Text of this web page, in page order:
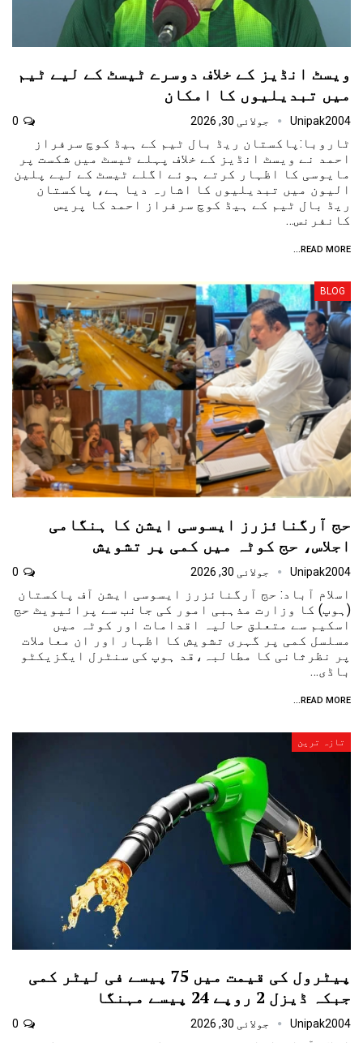
ویسٹ انڈیز کے خلاف دوسرے ٹیسٹ کے لیے ٹیم
میں تبدیلیوں کا امکان
Unipak2004 جولائی 30, 2026
ٹاروبا:پاکستان ریڈ بال ٹیم کے ہیڈ کوچ سرفراز
احمد نے ویسٹ انڈیز کے خلاف پہلے ٹیسٹ میں شکست پر
مایوسی کا اظہار کرتے ہوئے اگلے ٹیسٹ کے لیے پلین
الیون میں تبدیلیوں کا اشارہ دیا ہے، پاکستان
ریڈ بال ٹیم کے ہیڈ کوچ سرفراز احمد کا پریس
کانفرنس…
READ MORE...
BLOG
حج آرگنائزرز ایسوسی ایشن کا ہنگامی
اجلاس، حج کوٹہ میں کمی پر تشویش
Unipak2004 جولائی 30, 2026
اسلام آباد: حج آرگنائزرز ایسوسی ایشن آف پاکستان
(ہوپ) کا وزارت مذہبی امور کی جانب سے پرائیویٹ حج
اسکیم سے متعلق حالیہ اقدامات اور کوٹہ میں
مسلسل کمی پر گہری تشویش کا اظہار اور ان معاملات
پر نظرثانی کا مطالبہ،قد ہوپ کی سنٹرل ایگزیکٹو
باڈی…
READ MORE...
تازہ ترین
پیٹرول کی قیمت میں 75 پیسے فی لیٹر کمی
جبکہ ڈیزل 2 روپے 24 پیسے مہنگا
Unipak2004 جولائی 30, 2026